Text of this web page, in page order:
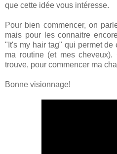
que cette idée vous intéresse.
Pour bien commencer, on
mais pour les connaitre
"It's my hair tag" qui permet
ma routine (et mes
trouve, pour commencer ma
Bonne visionnage!